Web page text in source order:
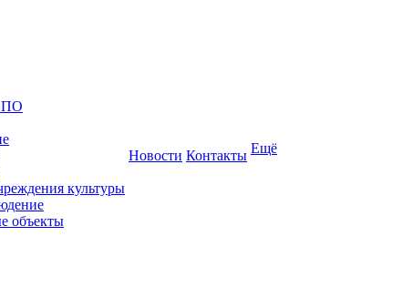
ПО
культуры
объекты
Новости Контакты Ещё